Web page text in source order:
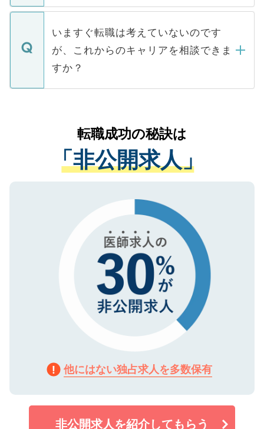
関を公にしてしまうと、応募が殺到する場
に、医療機関が求める条件に合った人材の
みを人材紹介会社に依頼するケースが増え
ています。
定を承諾する必要はありません。内定先へ
の辞退の連絡はキャリアパートナーが行い
ますので、ご安心ください。
個人情報が漏えいすることはありませんの
で、ご安心ください。当サイトからの登録
などで収集したご登録者様の個人情報は、
ご本人のキャリアアップおよび転職活動の
支援を目的に使用いたします。お預かりし
ているすべての個人データはご本人の許可
は、個人情報の取り扱いについての厳密な
管理基準を満たした事業者のみに付与され
る、プライバシーマークを取得済みです。
ご登録いただいた個人情報は、SSL（デー
で、機密保持に関してもご安心ください。
いますぐ転職は考えていないのです
が、これからのキャリアを相談できま
すか？
かがいして、現在の医療機関の状況や紹介
経験をまじえながら、適切なアドバイスを
させていただきます。すぐにご転職をされ
ない方には、長期的なサポートが可能です
ので、まずはご登録ください。
転職成功の秘訣は
「非公開求人」
他にはない独占求人を多数保有
非公開求人を紹介してもらう